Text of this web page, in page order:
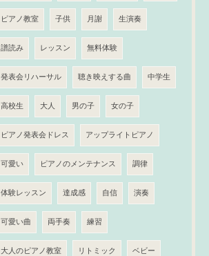
ピアノ教室 子供 月謝 生演奏
譜読み レッスン 無料体験
発表会リハーサル 聴き映えする曲 中学生
高校生 大人 男の子 女の子
ピアノ発表会ドレス アップライトピアノ
可愛い ピアノのメンテナンス 調律
体験レッスン 達成感 自信 演奏
可愛い曲 両手奏 練習
大人のピアノ教室 リトミック ベビー